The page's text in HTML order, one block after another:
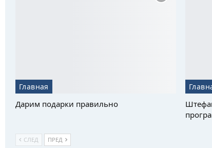
Главная
Дарим подарки правильно
СЛЕД ПРЕД